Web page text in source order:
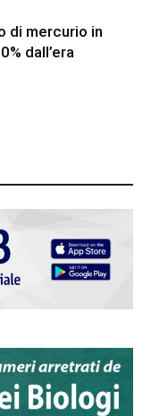
di mercurio in
dall’era